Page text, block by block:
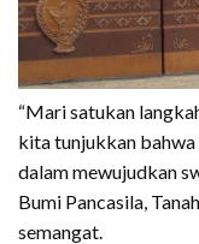
“Mari satukan
kita tunjukkan
dalam mewujudkan
Bumi Pancasila,
semangat.